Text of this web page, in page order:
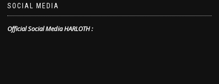
SOCIAL MEDIA
Official Social Media HARLOTH :